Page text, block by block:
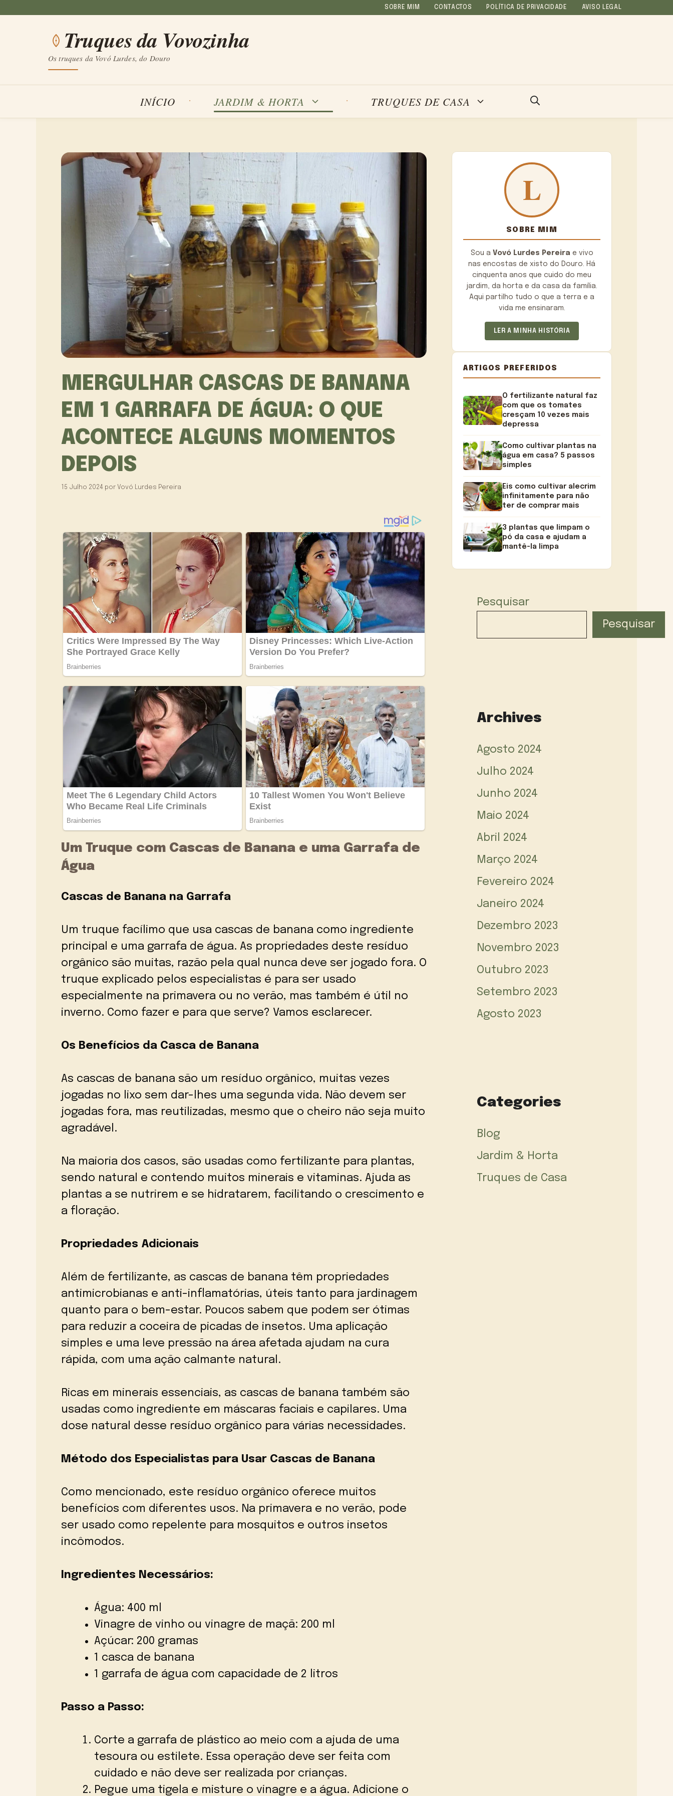
conteúdo
SOBRE MIM CONTACTOS POLÍTICA DE PRIVACIDADE AVISO LEGAL
Truques da Vovozinha
Os truques da Vovó Lurdes, do Douro
INÍCIO JARDIM & HORTA TRUQUES DE CASA
MERGULHAR CASCAS DE BANANA
EM 1 GARRAFA DE ÁGUA: O QUE
ACONTECE ALGUNS MOMENTOS
DEPOIS
15 Julho 2024 por Vovó Lurdes Pereira
Um Truque com Cascas de Banana e uma Garrafa de
Água
Cascas de Banana na Garrafa
Um truque facílimo que usa cascas de banana como ingrediente
principal e uma garrafa de água. As propriedades deste resíduo
orgânico são muitas, razão pela qual nunca deve ser jogado fora. O
truque explicado pelos especialistas é para ser usado
especialmente na primavera ou no verão, mas também é útil no
inverno. Como fazer e para que serve? Vamos esclarecer.
Os Benefícios da Casca de Banana
As cascas de banana são um resíduo orgânico, muitas vezes
jogadas no lixo sem dar-lhes uma segunda vida. Não devem ser
jogadas fora, mas reutilizadas, mesmo que o cheiro não seja muito
agradável.
Na maioria dos casos, são usadas como fertilizante para plantas,
sendo natural e contendo muitos minerais e vitaminas. Ajuda as
plantas a se nutrirem e se hidratarem, facilitando o crescimento e
a floração.
Propriedades Adicionais
Além de fertilizante, as cascas de banana têm propriedades
antimicrobianas e anti-inflamatórias, úteis tanto para jardinagem
quanto para o bem-estar. Poucos sabem que podem ser ótimas
para reduzir a coceira de picadas de insetos. Uma aplicação
simples e uma leve pressão na área afetada ajudam na cura
rápida, com uma ação calmante natural.
Ricas em minerais essenciais, as cascas de banana também são
usadas como ingrediente em máscaras faciais e capilares. Uma
dose natural desse resíduo orgânico para várias necessidades.
Método dos Especialistas para Usar Cascas de Banana
Como mencionado, este resíduo orgânico oferece muitos
benefícios com diferentes usos. Na primavera e no verão, pode
ser usado como repelente para mosquitos e outros insetos
incômodos.
Ingredientes Necessários:
Água: 400 ml
Vinagre de vinho ou vinagre de maçã: 200 ml
Açúcar: 200 gramas
1 casca de banana
1 garrafa de água com capacidade de 2 litros
Passo a Passo:
Corte a garrafa de plástico ao meio com a ajuda de uma
tesoura ou estilete. Essa operação deve ser feita com
cuidado e não deve ser realizada por crianças.
Pegue uma tigela e misture o vinagre e a água. Adicione o
SOBRE MIM
Sou a Vovó Lurdes Pereirae vivo
nas encostas de xisto do Douro. Há
cinquenta anos que cuido do meu
jardim, da horta e da casa da família.
Aqui partilho tudo o que a terra e a
vida me ensinaram.
LER A MINHA HISTÓRIA
ARTIGOS PREFERIDOS
O fertilizante natural faz
com que os tomates
cresçam 10 vezes mais
depressa
Como cultivar plantas na
água em casa? 5 passos
simples
Eis como cultivar alecrim
infinitamente para não
ter de comprar mais
3 plantas que limpam o
pó da casa e ajudam a
mantê-la limpa
Pesquisar
Pesquisar
Archives
Agosto 2024
Julho 2024
Junho 2024
Maio 2024
Abril 2024
Março 2024
Fevereiro 2024
Janeiro 2024
Dezembro 2023
Novembro 2023
Outubro 2023
Setembro 2023
Agosto 2023
Categories
Blog
Jardim & Horta
Truques de Casa